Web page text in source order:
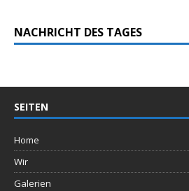
NACHRICHT DES TAGES
SEITEN
Home
Wir
Galerien